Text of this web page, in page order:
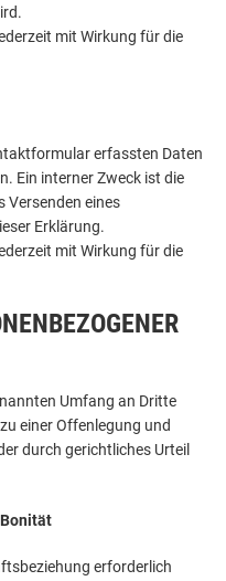
mit Wirkung für die
erfassten Daten
Ein interner Zweck ist die
Versenden eines
Erklärung.
mit Wirkung für die
Umfang an Dritte
einer Offenlegung und
durch gerichtliches Urteil
erforderlich